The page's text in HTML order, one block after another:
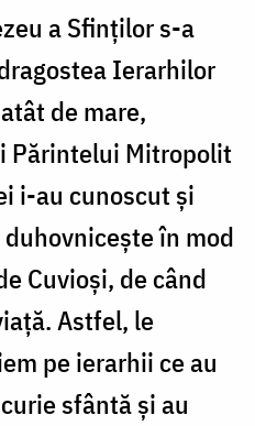
a Sfinților s-a
Ierarhilor
de mare,
Părintelui Mitropolit
i-au cunoscut și
în mod
Cuvioși, de când
Astfel, le
pe ierarhii ce au
sfântă și au